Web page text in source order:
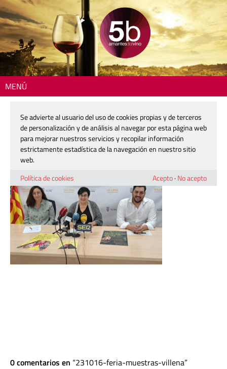
MENÚ
231016-feria-muestras-villena
16 octubre, 2023
0 comentarios en 231016-feria-muestras-villena
Se advierte al usuario del uso de cookies propias y de terceros
de personalización y de análisis al navegar por esta página web
para mejorar nuestros servicios y recopilar información
estrictamente estadística de la navegación en nuestro sitio
web.
Política de cookies
Acepto· No acepto